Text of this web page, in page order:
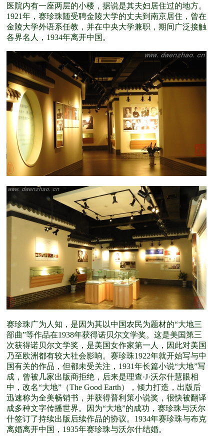
医院内有一座两层的小楼，据说是其夫妇居住过的地方。
1921年，赛珍珠随受聘金陵大学的丈夫到南京居住，曾在
金陵大学外语系任教，并在中央大学兼职，期间广泛接触
各界名人，1934年离开中国。
赛珍珠广为人知，是因为其以中国农民为题材的“大地三
部曲”等作品在1938年获得诺贝尔文学奖。这是美国第三
次获得诺贝尔文学奖，是美国女作家第一人，因此对美国
乃至欧洲都有较大社会影响。赛珍珠1922年就开始写与中
国有关的作品，但都未受关注，1931年长篇小说“大地”写
成，曾被几家出版商拒绝，后来是理查·J·沃尔什慧眼相
中，改名“大地”（The Good Earth），倾力打造，出版后
迅速称为全美畅销书，并获得普利策小说奖，很快被翻译
成多种文字传播世界。因为“大地”的成功，赛珍珠与沃尔
什签订了持续出版后续作品的协议。1934年赛珍珠与布克
离婚离开中国，1935年赛珍珠与沃尔什结婚。